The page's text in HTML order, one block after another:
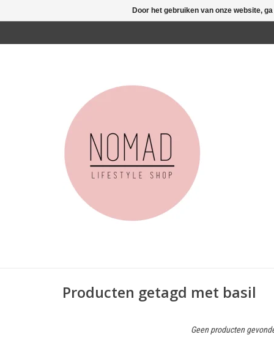
Producten getagd met basil
Geen producten
Door het gebruiken van onze website,